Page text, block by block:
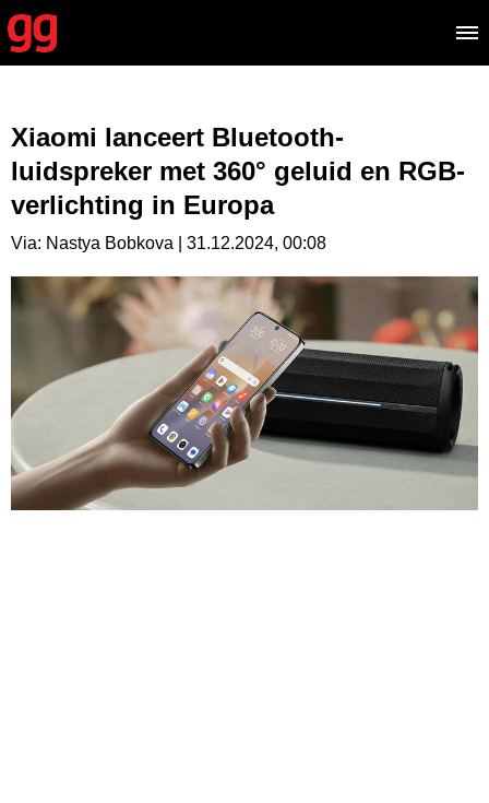
Xiaomi lanceert Bluetooth-
luidspreker met 360° geluid en RGB-
verlichting in Europa
Via: Nastya Bobkova | 31.12.2024, 00:08